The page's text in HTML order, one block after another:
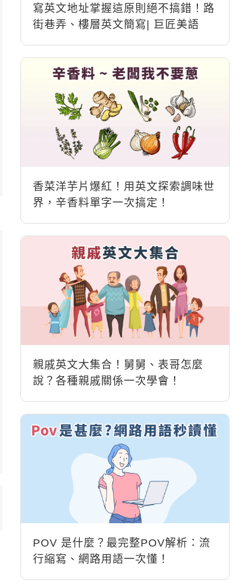
寫英文地址掌握這原則絕不搞錯！路
街巷弄、樓層英文簡寫| 巨匠美語
香菜洋芋片爆紅！用英文探索調味世
界，辛香料單字一次搞定！
親戚英文大集合！舅舅、表哥怎麼
說？各種親戚關係一次學會！
POV 是什麼？最完整POV解析：流
行縮寫、網路用語一次懂！